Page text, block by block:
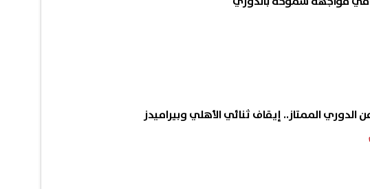
الدوري الممتاز.. إيقاف ثنائي الأهلي وبيراميدز